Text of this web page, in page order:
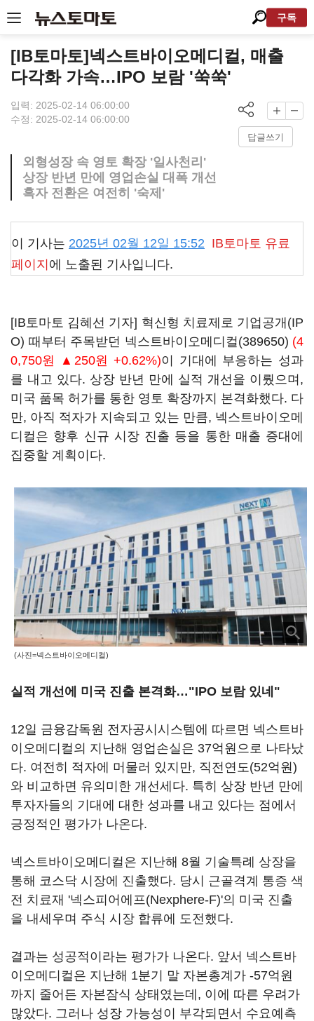
구독
[IB토마토]넥스트바이오메디컬, 매출
다각화 가속…IPO 보람 '쑥쑥'
입력: 2025-02-14 06:00:00
수정: 2025-02-14 06:00:00
답글쓰기
외형성장 속 영토 확장 '일사천리'
상장 반년 만에 영업손실 대폭 개선
흑자 전환은 여전히 '숙제'
이 기사는 2025년 02월 12일 15:52 IB토마토 유료
페이지 에 노출된 기사입니다.
[IB토마토 김혜선 기자] 혁신형 치료제로 기업공개(IP
O) 때부터 주목받던 넥스트바이오메디컬(389650) (4
0,750원 ▲250원 +0.62%)이 기대에 부응하는 성과
를 내고 있다. 상장 반년 만에 실적 개선을 이뤘으며,
미국 품목 허가를 통한 영토 확장까지 본격화했다. 다
만, 아직 적자가 지속되고 있는 만큼, 넥스트바이오메
디컬은 향후 신규 시장 진출 등을 통한 매출 증대에
집중할 계획이다.
(사진=넥스트바이오메디컬)
실적 개선에 미국 진출 본격화…"IPO 보람 있네"
12일 금융감독원 전자공시시스템에 따르면 넥스트바
이오메디컬의 지난해 영업손실은 37억원으로 나타났
다. 여전히 적자에 머물러 있지만, 직전연도(52억원)
와 비교하면 유의미한 개선세다. 특히 상장 반년 만에
투자자들의 기대에 대한 성과를 내고 있다는 점에서
긍정적인 평가가 나온다.
넥스트바이오메디컬은 지난해 8월 기술특례 상장을
통해 코스닥 시장에 진출했다. 당시 근골격계 통증 색
전 치료재 '넥스피어에프(Nexphere-F)'의 미국 진출
을 내세우며 주식 시장 합류에 도전했다.
결과는 성공적이라는 평가가 나온다. 앞서 넥스트바
이오메디컬은 지난해 1분기 말 자본총계가 -57억원
까지 줄어든 자본잠식 상태였는데, 이에 따른 우려가
많았다. 그러나 성장 가능성이 부각되면서 수요예측